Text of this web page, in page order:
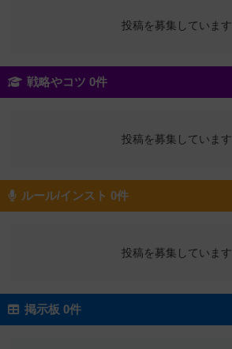
投稿を募集しています
戦略やコツ 0件
投稿を募集しています
ルール/インスト 0件
投稿を募集しています
掲示板 0件